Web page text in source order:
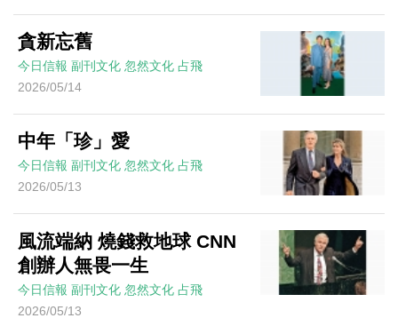
貪新忘舊
今日信報 副刊文化 忽然文化 占飛
2026/05/14
中年「珍」愛
今日信報 副刊文化 忽然文化 占飛
2026/05/13
風流端納 燒錢救地球 CNN
創辦人無畏一生
今日信報 副刊文化 忽然文化 占飛
2026/05/13